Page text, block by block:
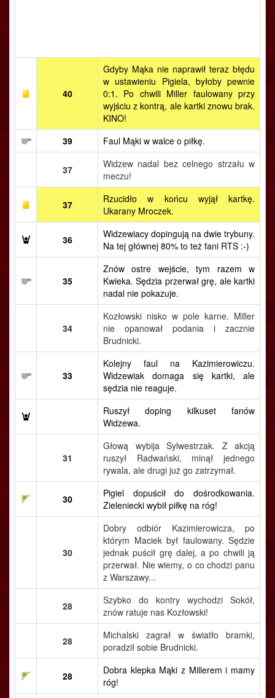
40
Gdyby Mąka nie naprawił teraz błędu
w ustawieniu Pigiela, byłoby pewnie
0:1. Po chwili Miller faulowany przy
wyjściu z kontrą, ale kartki znowu brak.
KINO!
39
Faul Mąki w walce o piłkę.
37
Widzew nadal bez celnego strzału w
meczu!
37
Rzucidło w końcu wyjął kartkę.
Ukarany Mroczek.
36
Widzewiacy dopingują na dwie trybuny.
Na tej głównej 80% to też fani RTS :-)
35
Znów ostre wejście, tym razem w
Kwieka. Sędzia przerwał grę, ale kartki
nadal nie pokazuje.
34
Kozłowski nisko w pole karne. Miller
nie opanował podania i zacznie
Brudnicki.
33
Kolejny faul na Kazimierowiczu.
Widzewiak domaga się kartki, ale
sędzia nie reaguje.
Ruszył doping kilkuset fanów
Widzewa.
31
Głową wybija Sylwestrzak. Z akcją
ruszył Radwański, minął jednego
rywala, ale drugi już go zatrzymał.
30
Pigiel dopuścił do dośrodkowania.
Zieleniecki wybił piłkę na róg!
30
Dobry odbiór Kazimierowicza, po
którym Maciek był faulowany. Sędzie
jednak puścił grę dalej, a po chwili ją
przerwał. Nie wiemy, o co chodzi panu
z Warszawy...
28
Szybko do kontry wychodzi Sokół,
znów ratuje nas Kozłowski!
28
Michalski zagrał w światło bramki,
poradził sobie Brudnicki.
28
Dobra klepka Mąki z Millerem i mamy
róg!